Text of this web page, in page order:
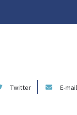
Twitter E-mail